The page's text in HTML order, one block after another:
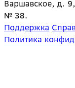
Варшавское, д.
№ 38.
Поддержка
Политика